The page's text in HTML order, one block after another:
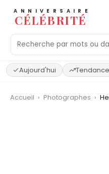
ANNIVERSAIRE
CÉLÉBRITÉ
Aujourd'hui
Accueil › Photographes ›